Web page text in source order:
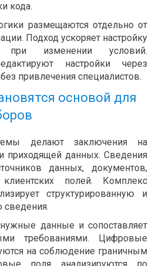
кода.
размещаются отдельно от
Подход ускоряет настройку
при изменении условий.
настройки через
привлечения специалистов.
основой для
делают заключения на
приходящей данных. Сведения
данных, документов,
полей. Комплекс
структурированную и
данные и сопоставляет
требованиями. Цифровые
на соблюдение граничным